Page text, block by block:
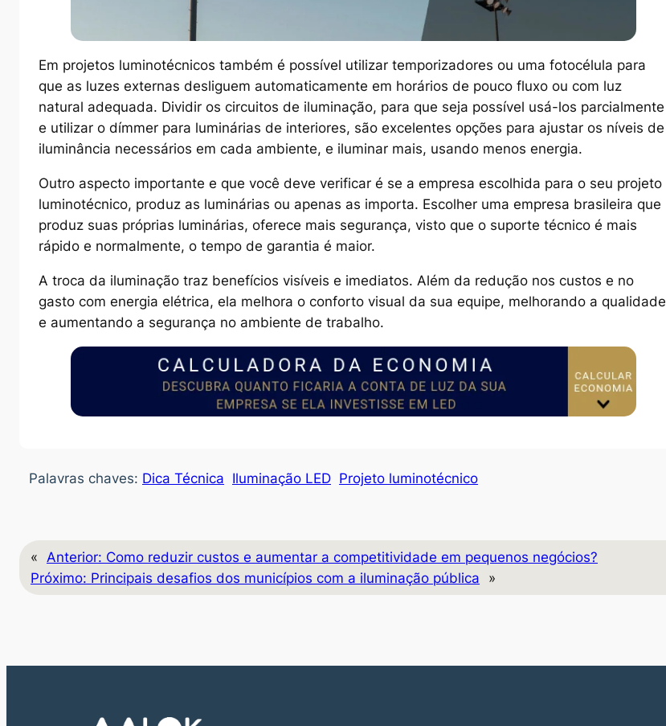
Em projetos luminotécnicos também é possível utilizar temporizadores ou uma fotocélula para
que as luzes externas desliguem automaticamente em horários de pouco fluxo ou com luz
natural adequada. Dividir os circuitos de iluminação, para que seja possível usá-los parcialmente
e utilizar o dímmer para luminárias de interiores, são excelentes opções para ajustar os níveis de
iluminância necessários em cada ambiente, e iluminar mais, usando menos energia.
Outro aspecto importante e que você deve verificar é se a empresa escolhida para o seu projeto
luminotécnico, produz as luminárias ou apenas as importa. Escolher uma empresa brasileira que
produz suas próprias luminárias, oferece mais segurança, visto que o suporte técnico é mais
rápido e normalmente, o tempo de garantia é maior.
A troca da iluminação traz benefícios visíveis e imediatos. Além da redução nos custos e no
gasto com energia elétrica, ela melhora o conforto visual da sua equipe, melhorando a qualidade
e aumentando a segurança no ambiente de trabalho.
Palavras chaves: Dica Técnica Iluminação LED Projeto luminotécnico
« Anterior: Como reduzir custos e aumentar a competitividade em pequenos negócios?
Próximo: Principais desafios dos municípios com a iluminação pública »